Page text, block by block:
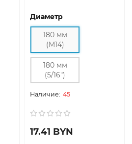
Диаметр
180 мм
(M14)
180 мм
(5/16")
45
17.41 BYN